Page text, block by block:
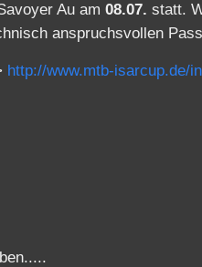
Au am 08.07. statt.
anspruchsvollen
http://www.mtb-isarcup.de/